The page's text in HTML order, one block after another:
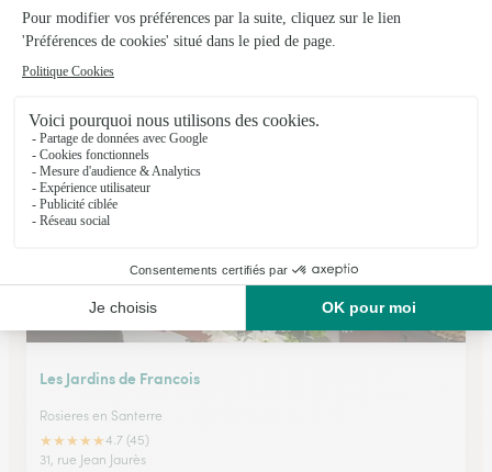
Veronique
Bapaume
Voir la boutique
Les Jardins de Francois
Rosieres en Santerre
★★★★★4.7 (45)
31, rue Jean Jaurès